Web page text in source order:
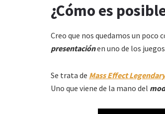
¿Cómo es
Creo que nos quedamos un poco
presentaciónen uno de los
Se trata de Mass Effect
Uno que viene de la mano del